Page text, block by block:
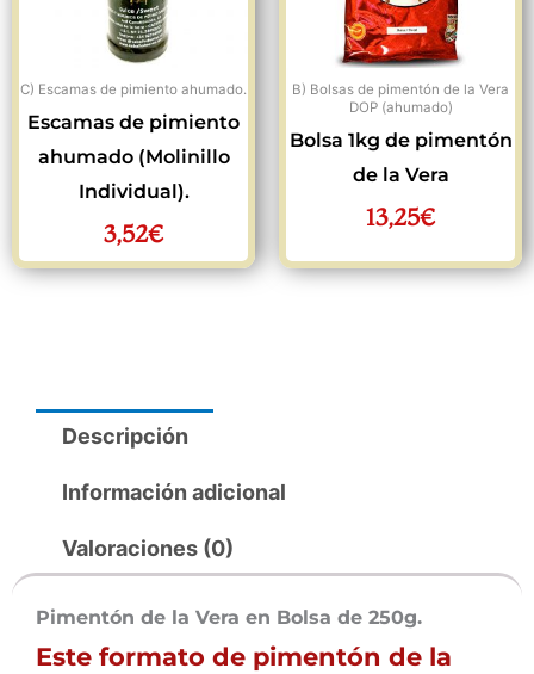
C) Escamas de pimiento ahumado.
Escamas de pimiento
ahumado (Molinillo
Individual).
3,52€
B) Bolsas de pimentón de la Vera
DOP (ahumado)
Bolsa 1kg de pimentón
de la Vera
13,25€
Descripción
Información adicional
Valoraciones (0)
Pimentón de la Vera en Bolsa de 250g.
Este formato de pimentón de la